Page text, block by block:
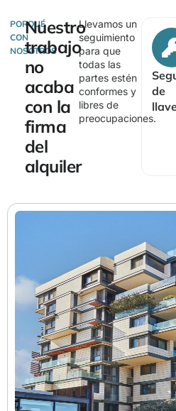
PORQUÉ
CON
NOSOTROS
Nuestro
trabajo
no
acaba
con la
firma
del
alquiler
Llevamos un
seguimiento
para que
todas las
partes estén
conformes y
libres de
preocupaciones.
de